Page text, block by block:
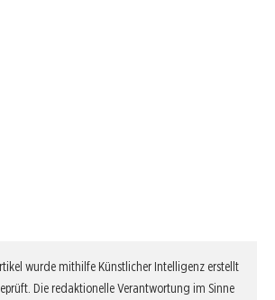
wurde mithilfe Künstlicher Intelligenz erstellt
Die redaktionelle Verantwortung im Sinne